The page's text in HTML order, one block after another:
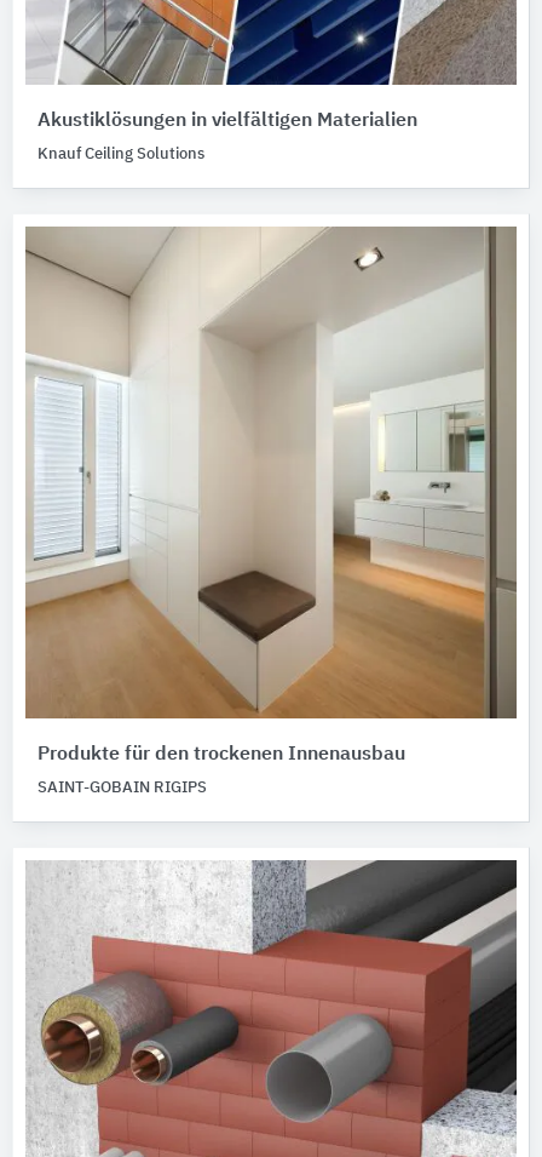
Akustiklösungen in vielfältigen Materialien
Knauf Ceiling Solutions
Produkte für den trockenen Innenausbau
SAINT-GOBAIN RIGIPS